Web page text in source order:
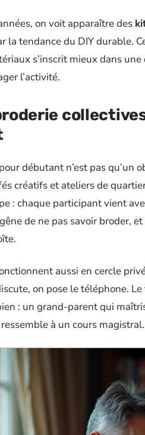
on voit apparaître des
la tendance du DIY durable.
s’inscrit mieux dans
l’activité.
débutant n’est pas qu’un
créatifs et ateliers de
: chaque participant vient
de ne pas savoir broder,
aussi en cercle
on pose le téléphone.
: un grand-parent qui
à un cours magistral.